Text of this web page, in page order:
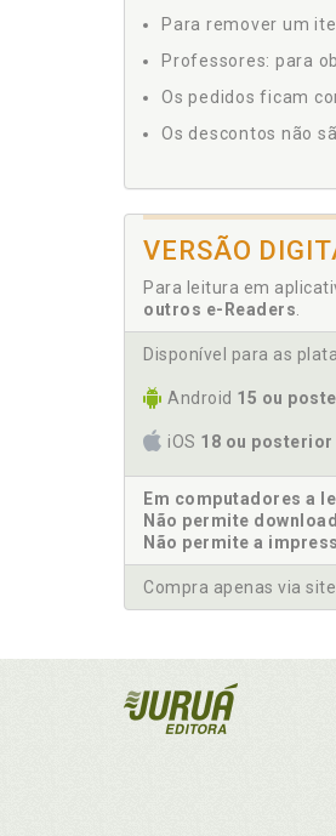
Para remover um
Professores: para
Os pedidos ficam
Os descontos não
VERSÃO
Para leitura em
outros e-Readers
Disponível para as
Android 15 ou
iOS 18 ou posterior
Em computadores a
Não permite
Não permite a
Compra apenas via